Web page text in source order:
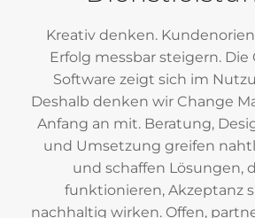
Kreativ denken.
Erfolg messbar steigern.
Software zeigt sich im
Deshalb denken wir Change
Anfang an mit. Beratung,
und Umsetzung greifen
und schaffen Lösungen,
funktionieren, Akzeptanz
nachhaltig wirken. Offen,